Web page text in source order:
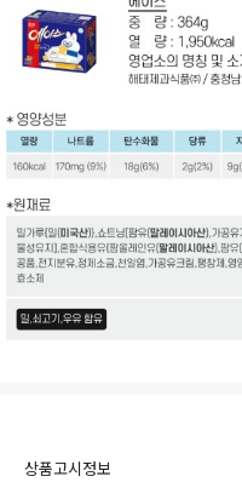
상품고시정보